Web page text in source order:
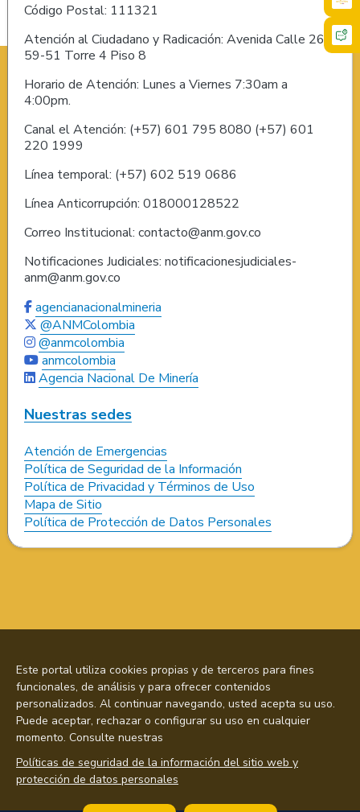
Código Postal: 111321
Atención al Ciudadano y Radicación: Avenida Calle 26 #
59-51 Torre 4 Piso 8
Horario de Atención: Lunes a Viernes 7:30am a
4:00pm.
Canal el Atención: (+57) 601 795 8080 (+57) 601
220 1999
Línea temporal: (+57) 602 519 0686
Línea Anticorrupción: 018000128522
Correo Institucional: contacto@anm.gov.co
Notificaciones Judiciales: notificacionesjudiciales-
anm@anm.gov.co
agencianacionalmineria
@ANMColombia
@anmcolombia
anmcolombia
Agencia Nacional De Minería
Nuestras sedes
Atención de Emergencias
Política de Seguridad de la Información
Política de Privacidad y Términos de Uso
Mapa de Sitio
Política de Protección de Datos Personales
Este portal utiliza cookies propias y de terceros para fines
funcionales, de análisis y para ofrecer contenidos
personalizados. Al continuar navegando, usted acepta su uso.
Puede aceptar, rechazar o configurar su uso en cualquier
momento. Consulte nuestras
Políticas de seguridad de la información del sitio web y
protección de datos personales